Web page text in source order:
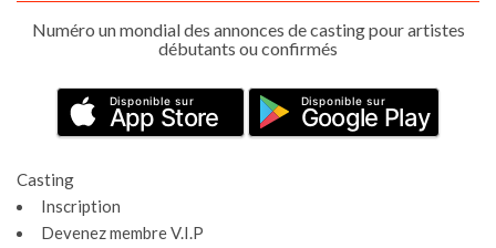
Numéro un mondial des annonces de casting pour artistes
débutants ou confirmés
Disponible sur
App Store
Disponible sur
Google Play
Casting
Inscription
Devenez membre V.I.P